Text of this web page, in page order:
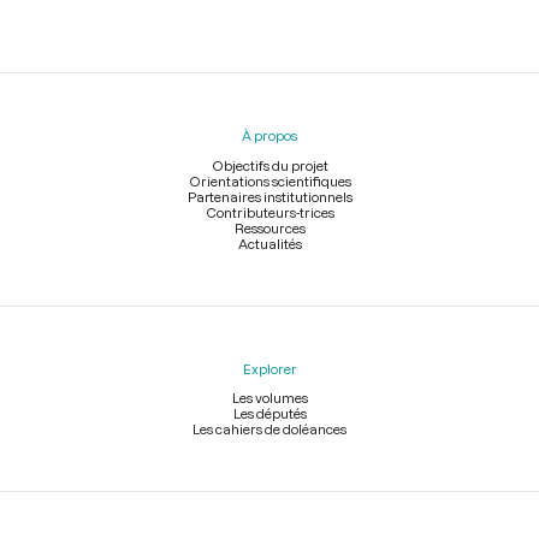
Menu
À propos
Objectifs du projet
Orientations scientifiques
Partenaires institutionnels
Contributeurs-trices
Ressources
Actualités
Explorer
Les volumes
Les députés
Les cahiers de doléances